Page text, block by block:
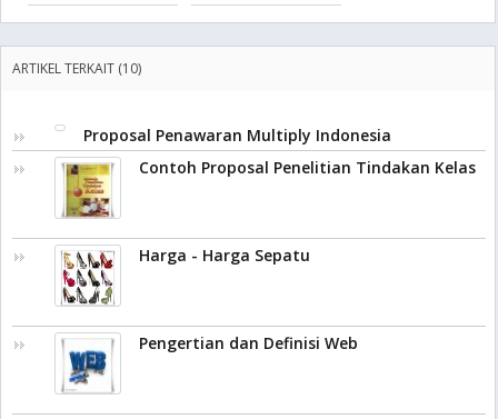
ARTIKEL TERKAIT (10)
Proposal Penawaran Multiply Indonesia
Contoh Proposal Penelitian Tindakan Kelas
Harga - Harga Sepatu
Pengertian dan Definisi Web